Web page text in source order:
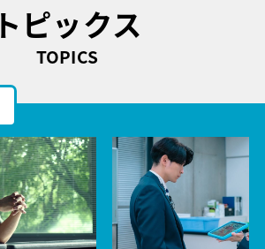
トピックス
TOPICS